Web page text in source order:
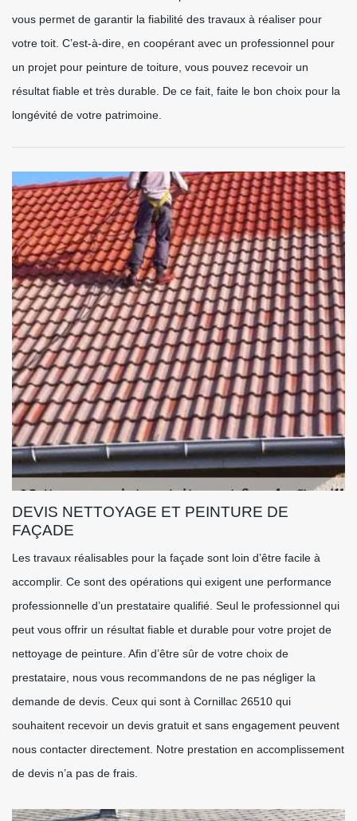
vous permet de garantir la fiabilité des travaux à réaliser pour
votre toit. C’est-à-dire, en coopérant avec un professionnel pour
un projet pour peinture de toiture, vous pouvez recevoir un
résultat fiable et très durable. De ce fait, faite le bon choix pour la
longévité de votre patrimoine.
DEVIS NETTOYAGE ET PEINTURE DE
FAÇADE
Les travaux réalisables pour la façade sont loin d’être facile à
accomplir. Ce sont des opérations qui exigent une performance
professionnelle d’un prestataire qualifié. Seul le professionnel qui
peut vous offrir un résultat fiable et durable pour votre projet de
nettoyage de peinture. Afin d’être sûr de votre choix de
prestataire, nous vous recommandons de ne pas négliger la
demande de devis. Ceux qui sont à Cornillac 26510 qui
souhaitent recevoir un devis gratuit et sans engagement peuvent
nous contacter directement. Notre prestation en accomplissement
de devis n’a pas de frais.